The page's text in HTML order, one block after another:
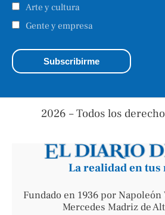
Arte y cultura
Gente y empresa
2026 – Todos los
La realidad en tus
Fundado en 1936 por
Mercedes Madriz de